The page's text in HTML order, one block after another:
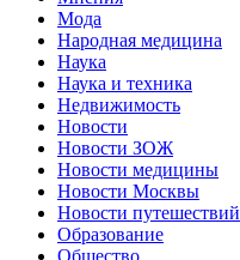
Мода
Народная медицина
Наука
Наука и техника
Недвижимость
Новости
Новости ЗОЖ
Новости медицины
Новости Москвы
Новости путешествий
Образование